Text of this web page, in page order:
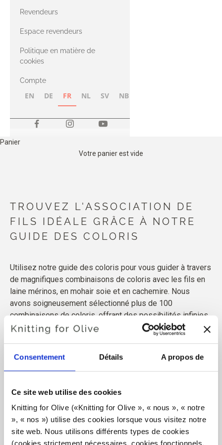
Consentement Détails A propos de
Ce site web utilise des cookies
Knitting for Olive («Knitting for Olive », « nous », « notre
», « nos ») utilise des cookies lorsque vous visitez notre
site web. Nous utilisons différents types de cookies
Compatible
avec le fil Merino
avec le fil Heavy
Revendeurs
Espace revendeurs
Politique en matière de
cookies
Compte
EN DE FR NL SV NB
Panier
Votre panier est vide
TROUVEZ L'ASSOCIATION DE
FILS IDÉALE GRÂCE À NOTRE
GUIDE DES COLORIS
Utilisez notre guide des coloris pour vous guider à travers
de magnifiques combinaisons de coloris avec les fils en
laine mérinos, en mohair soie et en cachemire. Nous
avons soigneusement sélectionné plus de 100
combinaisons de coloris, offrant des possibilités infinies
pour votre prochain projet.